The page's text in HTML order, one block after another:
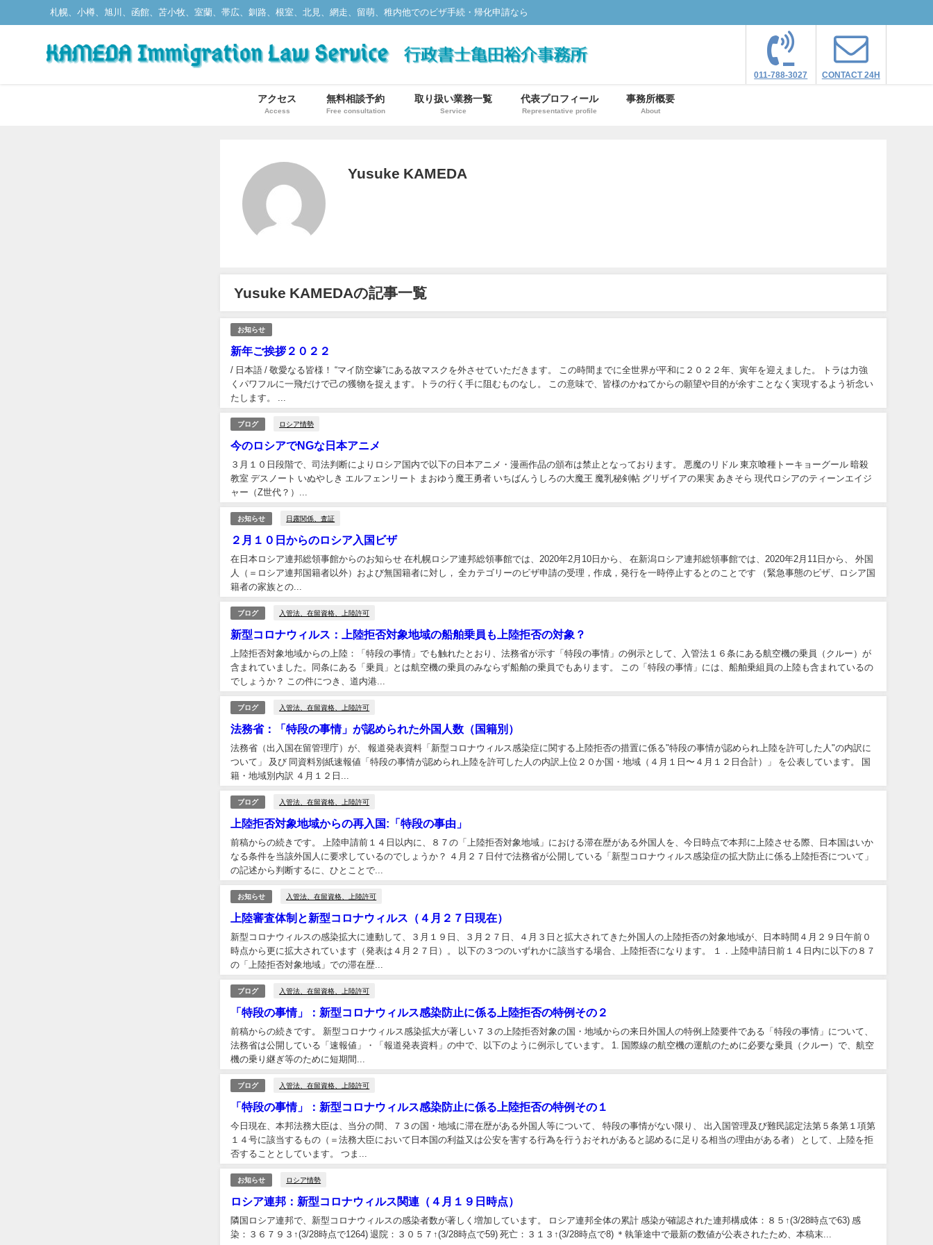
札幌、小樽、旭川、函館、苫小牧、室蘭、帯広、釧路、根室、北見、網走、留萌、稚内他でのビザ手続・帰化申請なら
011-788-3027 CONTACT 24H
アクセス
Access
無料相談予約
Free consultation
取り扱い業務一覧
Service
代表プロフィール
Representative profile
事務所概要
About
Yusuke KAMEDA
Yusuke KAMEDAの記事一覧
お知らせ
新年ご挨拶２０２２
/ 日本語 / 敬愛なる皆様！ “マイ防空壕”にある故マスクを外させていただきます。 この時間までに全世界が平和に２０２２年、寅年を迎えました。 トラは力強
くパワフルに一飛だけで己の獲物を捉えます。トラの行く手に阻むものなし。 この意味で、皆様のかねてからの願望や目的が余すことなく実現するよう祈念い
たします。 ...
ブログ ロシア情勢
今のロシアでNGな日本アニメ
３月１０日段階で、司法判断によりロシア国内で以下の日本アニメ・漫画作品の頒布は禁止となっております。 悪魔のリドル 東京喰種トーキョーグール 暗殺
教室 デスノート いぬやしき エルフェンリート まおゆう魔王勇者 いちばんうしろの大魔王 魔乳秘剣帖 グリザイアの果実 あきそら 現代ロシアのティーンエイジ
ャー（Z世代？）...
お知らせ 日露関係、査証
２月１０日からのロシア入国ビザ
在日本ロシア連邦総領事館からのお知らせ 在札幌ロシア連邦総領事館では、2020年2月10日から、 在新潟ロシア連邦総領事館では、2020年2月11日から、 外国
人（＝ロシア連邦国籍者以外）および無国籍者に対し， 全カテゴリーのビザ申請の受理，作成，発行を一時停止するとのことです （緊急事態のビザ、ロシア国
籍者の家族との...
ブログ 入管法、在留資格、上陸許可
新型コロナウィルス：上陸拒否対象地域の船舶乗員も上陸拒否の対象？
上陸拒否対象地域からの上陸：「特段の事情」でも触れたとおり、法務省が示す「特段の事情」の例示として、入管法１６条にある航空機の乗員（クルー）が
含まれていました。同条にある「乗員」とは航空機の乗員のみならず船舶の乗員でもあります。 この「特段の事情」には、船舶乗組員の上陸も含まれているの
でしょうか？ この件につき、道内港...
ブログ 入管法、在留資格、上陸許可
法務省：「特段の事情」が認められた外国人数（国籍別）
法務省（出入国在留管理庁）が、 報道発表資料「新型コロナウィルス感染症に関する上陸拒否の措置に係る"特段の事情が認められ上陸を許可した人"の内訳に
ついて」 及び 同資料別紙速報値「特段の事情が認められ上陸を許可した人の内訳上位２０か国・地域（４月１日〜４月１２日合計）」 を公表しています。 国
籍・地域別内訳 ４月１２日...
ブログ 入管法、在留資格、上陸許可
上陸拒否対象地域からの再入国:「特段の事由」
前稿からの続きです。 上陸申請前１４日以内に、８７の「上陸拒否対象地域」における滞在歴がある外国人を、今日時点で本邦に上陸させる際、日本国はいか
なる条件を当該外国人に要求しているのでしょうか？ ４月２７日付で法務省が公開している「新型コロナウィルス感染症の拡大防止に係る上陸拒否について」
の記述から判断するに、ひとことで...
お知らせ 入管法、在留資格、上陸許可
上陸審査体制と新型コロナウィルス（４月２７日現在）
新型コロナウィルスの感染拡大に連動して、３月１９日、３月２７日、４月３日と拡大されてきた外国人の上陸拒否の対象地域が、日本時間４月２９日午前０
時点から更に拡大されています（発表は４月２７日）。 以下の３つのいずれかに該当する場合、上陸拒否になります。 １．上陸申請日前１４日内に以下の８７
の「上陸拒否対象地域」での滞在歴...
ブログ 入管法、在留資格、上陸許可
「特段の事情」：新型コロナウィルス感染防止に係る上陸拒否の特例その２
前稿からの続きです。 新型コロナウィルス感染拡大が著しい７３の上陸拒否対象の国・地域からの来日外国人の特例上陸要件である「特段の事情」について、
法務省は公開している「速報値」・「報道発表資料」の中で、以下のように例示しています。 1. 国際線の航空機の運航のために必要な乗員（クルー）で、航空
機の乗り継ぎ等のために短期間...
ブログ 入管法、在留資格、上陸許可
「特段の事情」：新型コロナウィルス感染防止に係る上陸拒否の特例その１
今日現在、本邦法務大臣は、当分の間、７３の国・地域に滞在歴がある外国人等について、 特段の事情がない限り、 出入国管理及び難民認定法第５条第１項第
１４号に該当するもの（＝法務大臣において日本国の利益又は公安を害する行為を行うおそれがあると認めるに足りる相当の理由がある者） として、上陸を拒
否することとしています。 つま...
お知らせ ロシア情勢
ロシア連邦：新型コロナウィルス関連（４月１９日時点）
隣国ロシア連邦で、新型コロナウィルスの感染者数が著しく増加しています。 ロシア連邦全体の累計 感染が確認された連邦構成体：８５↑(3/28時点で63) 感
染：３６７９３↑(3/28時点で1264) 退院：３０５７↑(3/28時点で59) 死亡：３１３↑(3/28時点で8) ＊執筆途中で最新の数値が公表されたため、本稿末...